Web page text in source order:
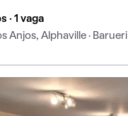
· 1 vaga
Anjos, Alphaville · Barueri